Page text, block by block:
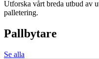
Utforska vårt breda utbud av
palletering.
Pallbytare
Se alla